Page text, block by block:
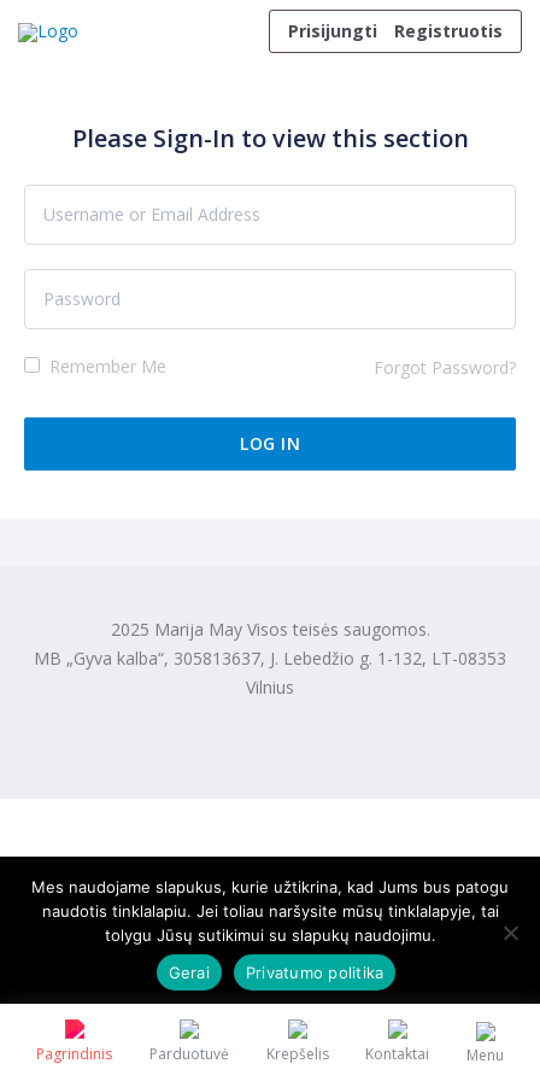
Prisijungti
Registruotis
Pagrindinis Parduotuvė Krepšelis Kontaktai Menu
Please Sign-In to view this section
Remember Me Forgot Password?
2025 Marija May Visos teisės saugomos.
MB „Gyva kalba“, 305813637, J. Lebedžio g. 1-132, LT-08353
Vilnius
Mes naudojame slapukus, kurie užtikrina, kad Jums bus patogu
naudotis tinklalapiu. Jei toliau naršysite mūsų tinklalapyje, tai
tolygu Jūsų sutikimui su slapukų naudojimu.
Gerai
Privatumo politika